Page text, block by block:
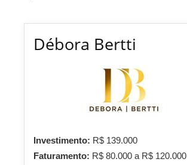
Débora Bertti
Investimento: R$ 139.000
Faturamento: R$ 80.000 a R$ 120.000